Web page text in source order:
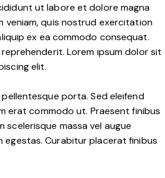
ut labore et dolore magna
veniam, quis nostrud exercitation
ex ea commodo consequat.
Lorem ipsum dolor sit
elit.
porta. Sed eleifend
erat commodo ut. Praesent finibus
scelerisque massa vel augue
egestas. Curabitur placerat finibus